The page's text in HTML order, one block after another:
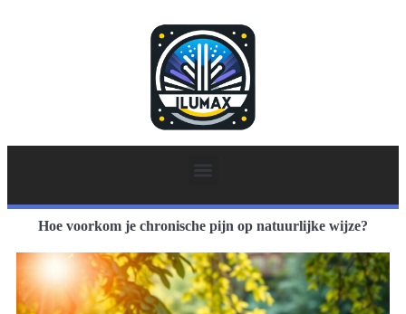
Hoe voorkom je chronische pijn op natuurlijke wijze?